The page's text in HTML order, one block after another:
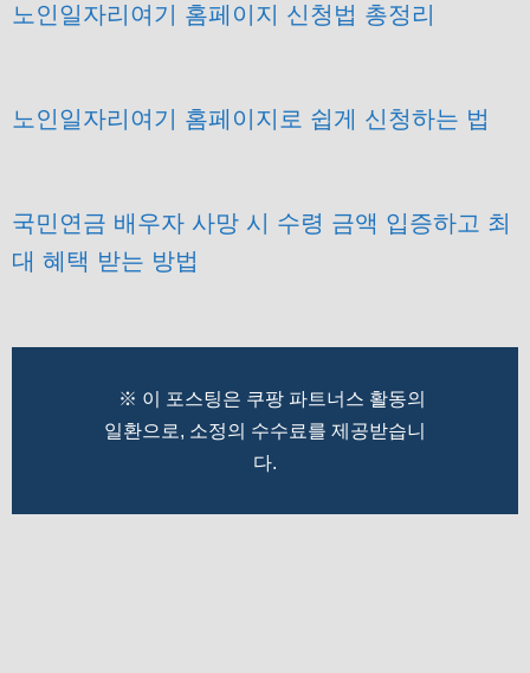
노인일자리여기 홈페이지 신청법 총정리
노인일자리여기 홈페이지로 쉽게 신청하는 법
국민연금 배우자 사망 시 수령 금액 입증하고 최
대 혜택 받는 방법
※ 이 포스팅은 쿠팡 파트너스 활동의
일환으로, 소정의 수수료를 제공받습니
다.